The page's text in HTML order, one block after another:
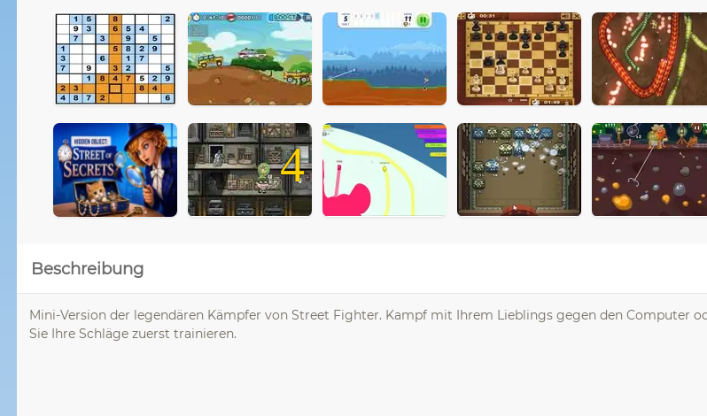
4
Beschreibung
Mini-Version der legendären Kämpfer von Street Fighter. Kampf mit Ihrem Lieblings gegen den Computer
Sie Ihre Schläge zuerst trainieren.